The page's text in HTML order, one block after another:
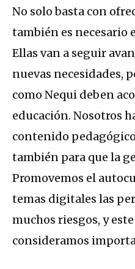
No solo basta con
también es necesario
Ellas van a seguir
nuevas necesidades,
como Nequi deben
educación. Nosotros
contenido
también para que la
Promovemos el
temas digitales las
muchos riesgos, y
consideramos